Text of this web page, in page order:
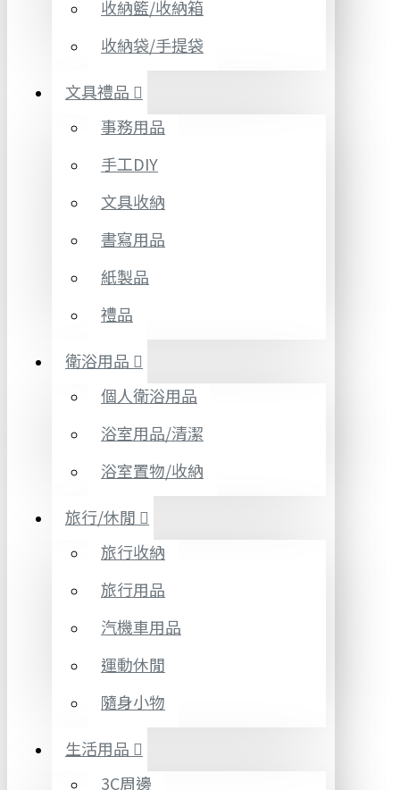
收納籃/收納箱
收納袋/手提袋
文具禮品
事務用品
手工DIY
文具收納
書寫用品
紙製品
禮品
衛浴用品
個人衛浴用品
浴室用品/清潔
浴室置物/收納
旅行/休閒
旅行收納
旅行用品
汽機車用品
運動休閒
隨身小物
生活用品
3C周邊